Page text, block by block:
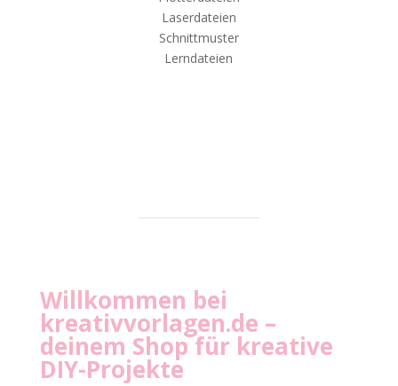
Laserdateien
Schnittmuster
Lerndateien
Willkommen bei
kreativvorlagen.de –
deinem Shop für kreative
DIY-Projekte